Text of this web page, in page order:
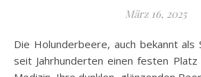
März 16, 2025
Die Holunderbeere, auch bekannt als Sambucus nigra, hat
seit Jahrhunderten einen festen